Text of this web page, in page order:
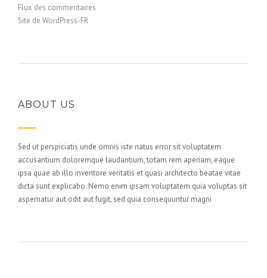
Flux des commentaires
Site de WordPress-FR
ABOUT US
Sed ut perspiciatis unde omnis iste natus error sit voluptatem
accusantium doloremque laudantium, totam rem aperiam, eaque
ipsa quae ab illo inventore veritatis et quasi architecto beatae vitae
dicta sunt explicabo. Nemo enim ipsam voluptatem quia voluptas sit
aspernatur aut odit aut fugit, sed quia consequuntur magni